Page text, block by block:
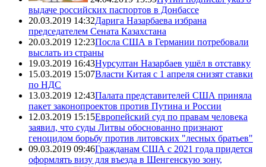
выдаче российских паспортов в Донбассе
20.03.2019 14:32Дарига Назарбаева избрана
председателем Сената Казахстана
20.03.2019 12:23Посла США в Германии потребовали
выслать из страны
19.03.2019 16:43Нурсултан Назарбаев ушёл в отставку
15.03.2019 15:07Власти Китая с 1 апреля снизят ставки
по НДС
13.03.2019 12:43Палата представителей США приняла
пакет законопроектов против Путина и России
12.03.2019 15:15Европейский суд по правам человека
заявил, что суды Литвы обоснованно признают
геноцидом борьбу против литовских "лесных братьев"
09.03.2019 09:46Гражданам США с 2021 года придется
оформлять визу для въезда в Шенгенскую зону,